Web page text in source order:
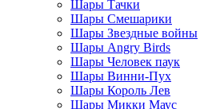
Шары Тачки
Шары Смешарики
Шары Звездные войны
Шары Angry Birds
Шары Человек паук
Шары Винни-Пух
Шары Король Лев
Шары Микки Маус